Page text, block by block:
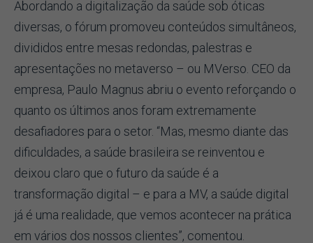
Abordando a digitalização da saúde sob óticas
diversas, o fórum promoveu conteúdos simultâneos,
divididos entre mesas redondas, palestras e
apresentações no metaverso – ou MVerso. CEO da
empresa, Paulo Magnus abriu o evento reforçando o
quanto os últimos anos foram extremamente
desafiadores para o setor. “Mas, mesmo diante das
dificuldades, a saúde brasileira se reinventou e
deixou claro que o futuro da saúde é a
transformação digital – e para a MV, a saúde digital
já é uma realidade, que vemos acontecer na prática
em vários dos nossos clientes”, comentou.